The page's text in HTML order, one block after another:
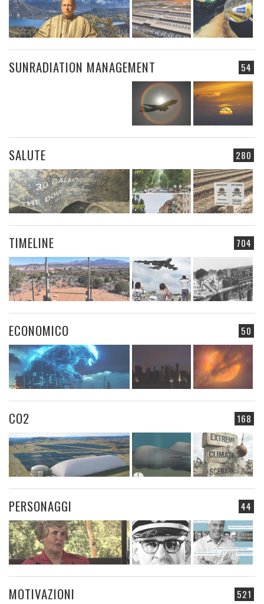
54
SUNRADIATION MANAGEMENT
280
SALUTE
704
TIMELINE
50
ECONOMICO
168
CO2
44
PERSONAGGI
521
MOTIVAZIONI